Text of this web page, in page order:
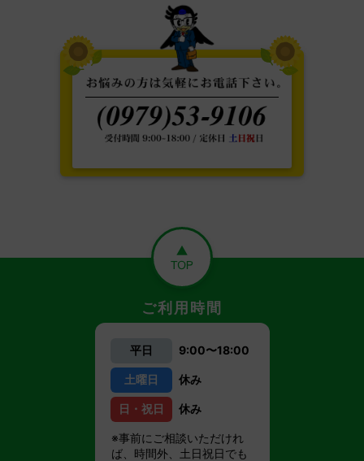
ご利用時間
平日 9:00〜18:00
土曜日 休み
日・祝日 休み
※事前にご相談いただけれ
ば、時間外、土日祝日でも